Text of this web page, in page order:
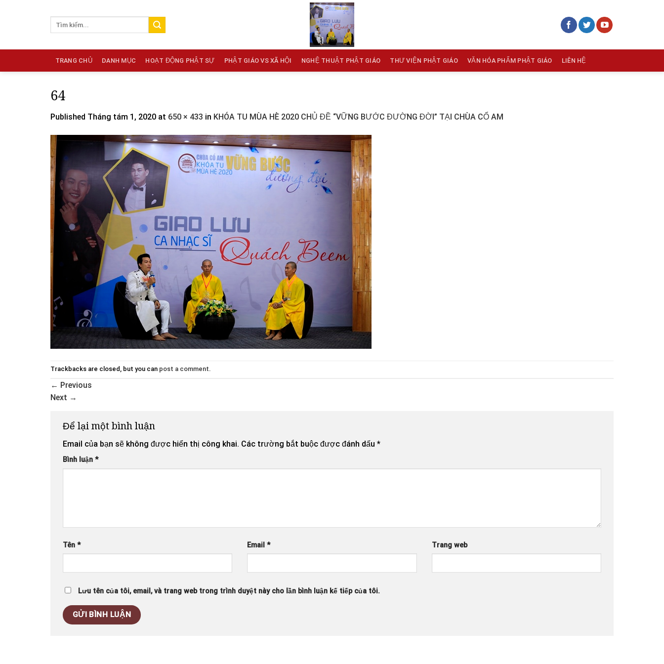
TRANG CHỦ DANH MỤC HOẠT ĐỘNG PHẬT SỰ PHẬT GIÁO VS XÃ HỘI NGHỆ THUẬT PHẬT GIÁO THƯ VIỆN PHẬT GIÁO VĂN HÓA PHẨM PHẬT GIÁO LIÊN HỆ
64
Published Tháng tám 1, 2020 at 650 × 433 in KHÓA TU MÙA HÈ 2020 CHỦ ĐỀ “VỮNG BƯỚC ĐƯỜNG ĐỜI” TẠI CHÙA CỔ AM
Trackbacks are closed, but you can post a comment.
← Previous
Next →
Để lại một bình luận
Email của bạn sẽ không được hiển thị công khai. Các trường bắt buộc được đánh dấu *
Bình luận *
Tên * Email* Trang web
Lưu tên của tôi, email, và trang web trong trình duyệt này cho lần bình luận kế tiếp của tôi.